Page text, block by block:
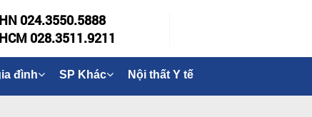
HN 024.3550.5888
HCM 028.3511.9211
đình SP Khác Nội thất Y tế